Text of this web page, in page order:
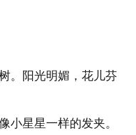
。阳光明媚，花儿芬
小星星一样的发夹。